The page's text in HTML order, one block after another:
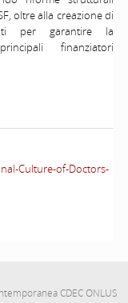
oltre alla creazione di
per garantire la
finanziatori
Culture-of-Doctors-
CDEC ONLUS